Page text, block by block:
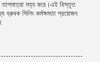
তাপমাত্রা সহ্য করে।এই বিস্তৃত
ধ্রুবক সিলিং কর্মক্ষমতা প্রয়োজন